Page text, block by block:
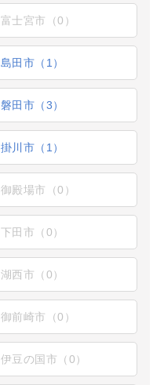
富士宮市（0）
島田市（1）
磐田市（3）
掛川市（1）
御殿場市（0）
下田市（0）
湖西市（0）
御前崎市（0）
伊豆の国市（0）